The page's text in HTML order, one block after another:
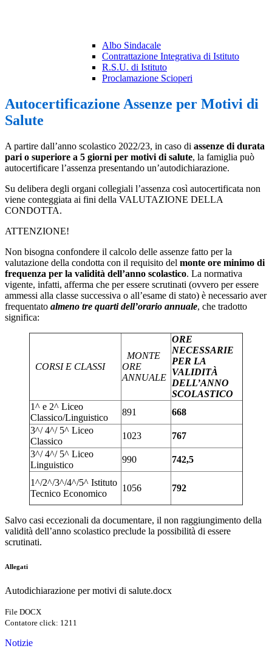
Albo Sindacale
Contrattazione Integrativa di Istituto
R.S.U. di Istituto
Proclamazione Scioperi
Autocertificazione Assenze per Motivi di
Salute
A partire dall’anno scolastico 2022/23, in caso di assenze di durata
pari o superiore a 5 giorni per motivi di salute, la famiglia può
autocertificare l’assenza presentando un’autodichiarazione.
Su delibera degli organi collegiali l’assenza così autocertificata non
viene conteggiata ai fini della VALUTAZIONE DELLA
CONDOTTA.
ATTENZIONE!
Non bisogna confondere il calcolo delle assenze fatto per la
valutazione della condotta con il requisito del monte ore minimo di
frequenza per la validità dell’anno scolastico. La normativa
vigente, infatti, afferma che per essere scrutinati (ovvero per essere
ammessi alla classe successiva o all’esame di stato) è necessario aver
frequentato almeno tre quarti dell’orario annuale, che tradotto
significa:
CORSI E CLASSI
MONTE
ORE
ANNUALE
ORE
NECESSARIE
PER LA
VALIDITÀ
DELL’ANNO
SCOLASTICO
1^ e 2^ Liceo
Classico/Linguistico
891
668
3^/ 4^/ 5^ Liceo
Classico
1023
767
3^/ 4^/ 5^ Liceo
Linguistico
990 742,5
1^/2^/3^/4^/5^ Istituto
Tecnico Economico
1056 792
Salvo casi eccezionali da documentare, il non raggiungimento della
validità dell’anno scolastico preclude la possibilità di essere
scrutinati.
Allegati
Autodichiarazione per motivi di salute.docx
File DOCX
Contatore click: 1211
Notizie